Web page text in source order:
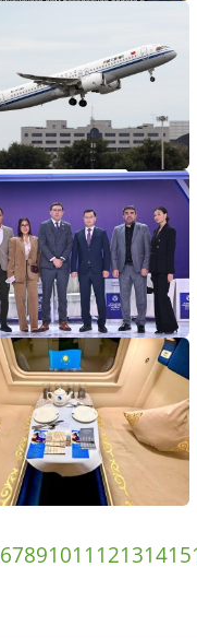
67891011 12131415